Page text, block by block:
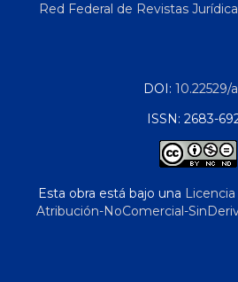
Red Federal de Revistas
DOI: 10.22529/
ISSN: 2683-
Esta obra está bajo una
Atribución-NoComercial-